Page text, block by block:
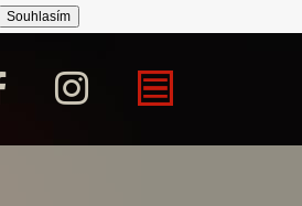
Souhlasím